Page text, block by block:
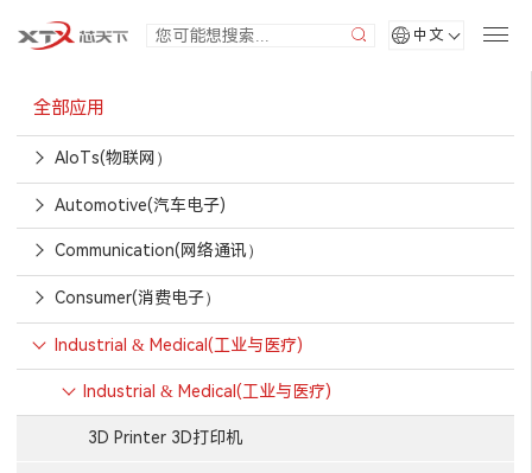
中文
全部应用
AIoTs(物联网）
Automotive(汽车电子)
Communication(网络通讯）
Consumer(消费电子）
Industrial & Medical(工业与医疗)
Industrial & Medical(工业与医疗)
3D Printer 3D打印机